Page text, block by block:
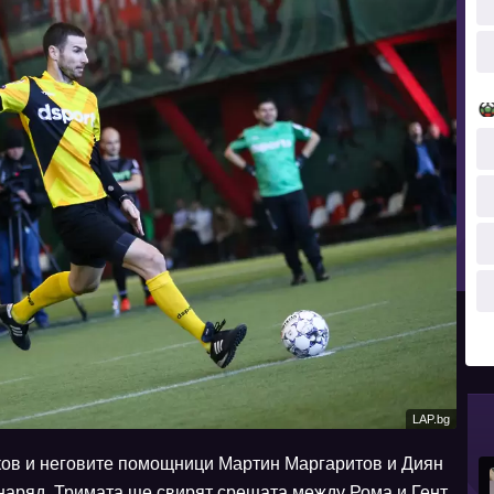
LAP.bg
и неговите помощници Мартин Маргаритов и Диян